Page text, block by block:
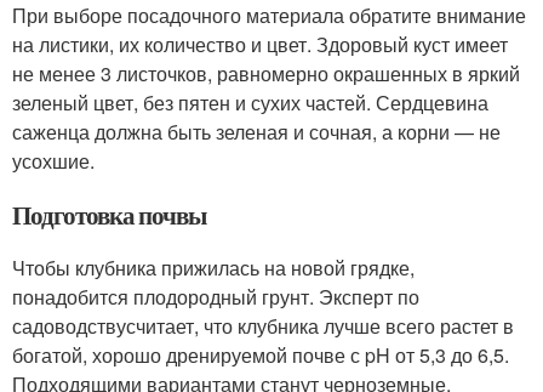
При выборе посадочного материала обратите внимание
на листики, их количество и цвет. Здоровый куст имеет
не менее 3 листочков, равномерно окрашенных в яркий
зеленый цвет, без пятен и сухих частей. Сердцевина
саженца должна быть зеленая и сочная, а корни — не
усохшие.
Подготовка почвы
Чтобы клубника прижилась на новой грядке,
понадобится плодородный грунт. Эксперт по
садоводствусчитает, что клубника лучше всего растет в
богатой, хорошо дренируемой почве с pH от 5,3 до 6,5.
Подходящими вариантами станут черноземные,